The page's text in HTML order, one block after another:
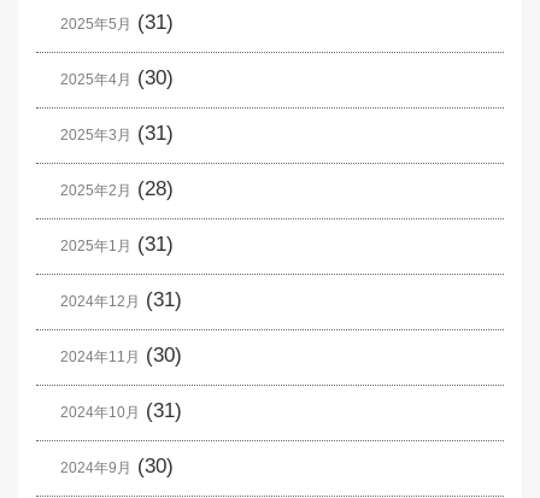
2025年5月 (31)
2025年4月 (30)
2025年3月 (31)
2025年2月 (28)
2025年1月 (31)
2024年12月 (31)
2024年11月 (30)
2024年10月 (31)
2024年9月 (30)